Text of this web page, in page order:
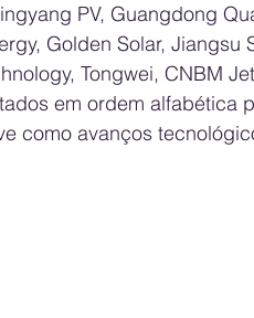
PV, Guangdong
Golden Solar, Jiangsu
Tongwei, CNBM
em ordem alfabética
como avanços